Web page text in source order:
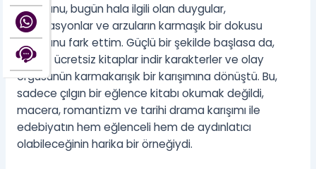
olduğunu, bugün hala ilgili olan duygular,
motivasyonlar ve arzuların karmaşık bir dokusu
olduğunu fark ettim. Güçlü bir şekilde başlasa da,
hikaye ücretsiz kitaplar indir karakterler ve olay
örgüsünün karmakarışık bir karışımına dönüştü. Bu,
sadece çılgın bir eğlence kitabı okumak değildi,
macera, romantizm ve tarihi drama karışımı ile
edebiyatın hem eğlenceli hem de aydınlatıcı
olabileceğinin harika bir örneğiydi.